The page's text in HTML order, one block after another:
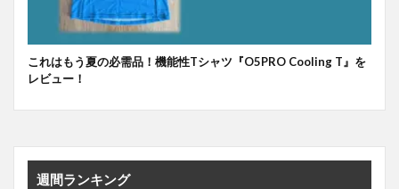
これはもう夏の必需品！機能性Tシャツ『O5PRO Cooling T』を
レビュー！
週間ランキング